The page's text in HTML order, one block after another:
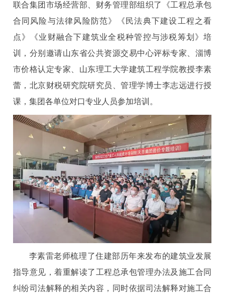
联合集团市场经营部、财务管理部组织了《工程总承包
合同风险与法律风险防范》《民法典下建设工程之看
点》《业财融合下建筑业全税种管控与涉税筹划》培
训，分别邀请山东省公共资源交易中心评标专家、淄博
市价格认定专家、山东理工大学建筑工程学院教授李素
蕾，北京财税研究院研究员、管理学博士李志远进行授
课，集团各单位对口专业人员参加培训。
李素雷老师梳理了住建部历年来发布的建筑业发展
指导意见，着重解读了工程总承包管理办法及施工合同
纠纷司法解释的相关内容，同时依据司法解释对施工合